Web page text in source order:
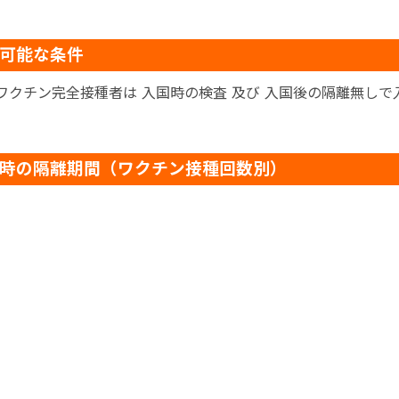
能な条件
クチン完全接種者は 入国時の検査 及び 入国後の隔離無しで
の隔離期間（ワクチン接種回数別）